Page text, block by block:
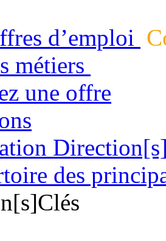
d’emploi
métiers
une offre
des